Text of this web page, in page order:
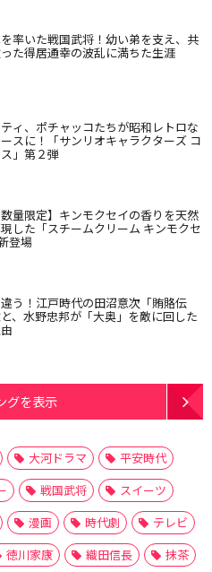
率いた戦国武将！幼い弟を支え、共
た得居通幸の波乱に満ちた生涯
ィ、ポチャッコたちが昭和レトロな
スに！「サンリオキャラクターズ コ
」第２弾
数量限定】キンモクセイの香りを天然
した「スチームクリーム キンモクセ
登場
う！江戸時代の田沼意次「賄賂伝
、水野忠邦が「大奥」を敵に回した
グを表示
大河ドラマ
平安時代
戦国武将
スイーツ
漫画 時代劇
テレビ
徳川家康 織田信長
抹茶